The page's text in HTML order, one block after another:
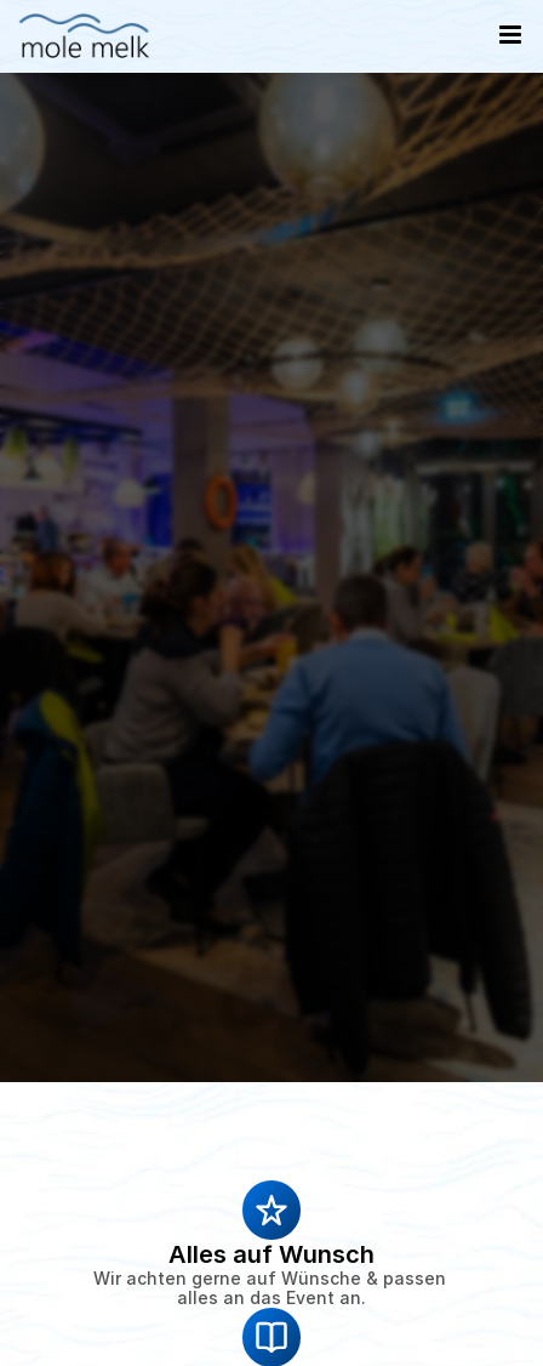
Firma (Optional)
Personen
Email
Telefonnummer (Optionala)
Datum des Events
Nachricht
Optionale Zusatzleistungen
Stiftbesichtigung in Melk
Punschempfang in der Mole
Alles auf Wunsch
Wir achten gerne auf Wünsche & passen
alles an das Event an.